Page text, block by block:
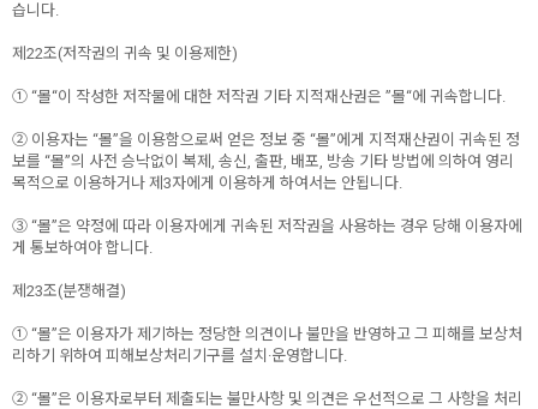
습니다.
제22조(저작권의 귀속 및 이용제한)
① “몰“이 작성한 저작물에 대한 저작권 기타 지적재산권은 ”몰“에 귀속합니다.
② 이용자는 “몰”을 이용함으로써 얻은 정보 중 “몰”에게 지적재산권이 귀속된 정
보를 “몰”의 사전 승낙없이 복제, 송신, 출판, 배포, 방송 기타 방법에 의하여 영리
목적으로 이용하거나 제3자에게 이용하게 하여서는 안됩니다.
③ “몰”은 약정에 따라 이용자에게 귀속된 저작권을 사용하는 경우 당해 이용자에
게 통보하여야 합니다.
제23조(분쟁해결)
① “몰”은 이용자가 제기하는 정당한 의견이나 불만을 반영하고 그 피해를 보상처
리하기 위하여 피해보상처리기구를 설치·운영합니다.
② “몰”은 이용자로부터 제출되는 불만사항 및 의견은 우선적으로 그 사항을 처리